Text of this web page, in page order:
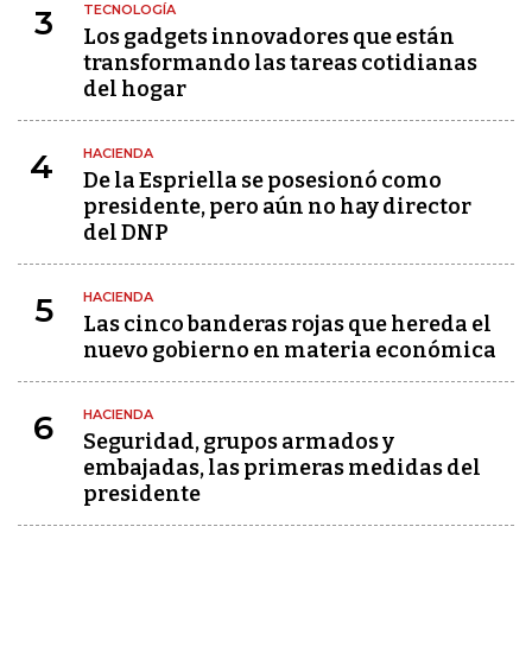
3 TECNOLOGÍA
Los gadgets innovadores que están
transformando las tareas cotidianas
del hogar
4 HACIENDA
De la Espriella se posesionó como
presidente, pero aún no hay director
del DNP
5 HACIENDA
Las cinco banderas rojas que hereda el
nuevo gobierno en materia económica
6 HACIENDA
Seguridad, grupos armados y
embajadas, las primeras medidas del
presidente